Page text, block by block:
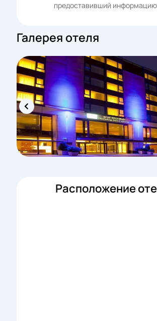
предоставивший
Галерея отеля
Расположение